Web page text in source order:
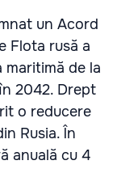
un Acord
Flota rusă a
de la
2042. Drept
o reducere
Rusia. În
anuală cu 4